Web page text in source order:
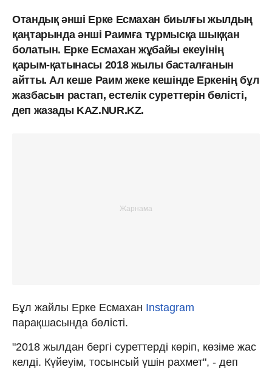
Отандық әнші Ерке Есмахан биылғы жылдың
қаңтарында әнші Раимға тұрмысқа шыққан
болатын. Ерке Есмахан жұбайы екеуінің
қарым-қатынасы 2018 жылы басталғанын
айтты. Ал кеше Раим жеке кешінде Еркенің бұл
жазбасын растап, естелік суреттерін бөлісті,
деп жазады KAZ.NUR.KZ.
Бұл жайлы Ерке Есмахан Instagram
парақшасында бөлісті.
"2018 жылдан бергі суреттерді көріп, көзіме жас
келді. Күйеуім, тосынсый үшін рахмет", - деп